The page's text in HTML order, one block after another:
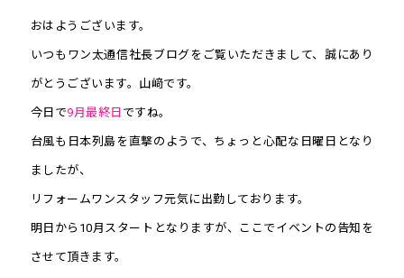
おはようございます。
いつもワン太通信社長ブログをご覧いただきまして、誠にあり
がとうございます。山﨑です。
今日で9月最終日 ですね。
台風も日本列島を直撃のようで、ちょっと心配な日曜日となり
ましたが、
リフォームワンスタッフ元気に出勤しております。
明日から10月スタートとなりますが、ここでイベントの告知を
させて頂きます。